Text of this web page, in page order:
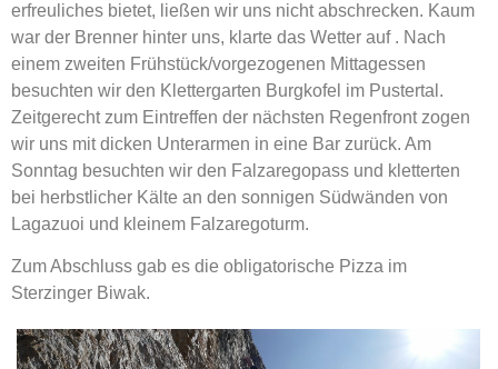
erfreuliches bietet, ließen wir uns nicht abschrecken. Kaum
war der Brenner hinter uns, klarte das Wetter auf . Nach
einem zweiten Frühstück/vorgezogenen Mittagessen
besuchten wir den Klettergarten Burgkofel im Pustertal.
Zeitgerecht zum Eintreffen der nächsten Regenfront zogen
wir uns mit dicken Unterarmen in eine Bar zurück. Am
Sonntag besuchten wir den Falzaregopass und kletterten
bei herbstlicher Kälte an den sonnigen Südwänden von
Lagazuoi und kleinem Falzaregoturm.
Zum Abschluss gab es die obligatorische Pizza im
Sterzinger Biwak.